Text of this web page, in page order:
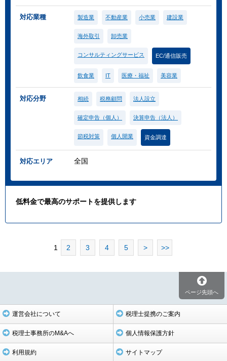
対応業種 製造業 不動産業 小売業 建設業
海外取引 卸売業
コンサルティングサービス EC/通信販売
飲食業 IT 医療・福祉 美容業
対応分野 相続 税務顧問 法人設立
確定申告（個人） 決算申告（法人）
節税対策 個人開業 資金調達
対応エリア 全国
低料金で最高のサポートを提供します
1 2 3 4 5 > >>
ページ先頭へ
運営会社について 税理士提携のご案内
税理士事務所のM&Aへ 個人情報保護方針
利用規約 サイトマップ